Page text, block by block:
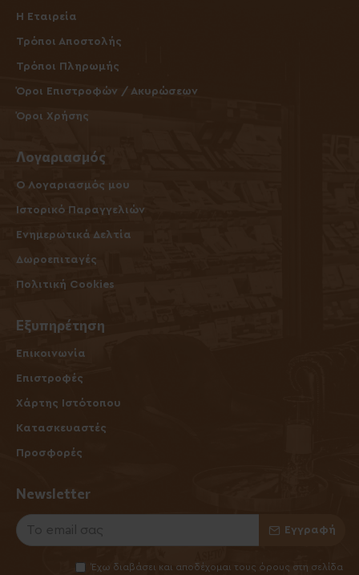
Η Εταιρεία
Τρόποι Αποστολής
Τρόποι Πληρωμής
Όροι Επιστροφών / Ακυρώσεων
Όροι Χρήσης
Λογαριασμός
O Λογαριασμός μου
Ιστορικό Παραγγελιών
Ενημερωτικά Δελτία
Δωροεπιταγές
Πολιτική Cookies
Εξυπηρέτηση
Επικοινωνία
Επιστροφές
Χάρτης Ιστότοπου
Κατασκευαστές
Προσφορές
Newsletter
Εγγραφή
Έχω διαβάσει και αποδέχομαι τους όρους στη σελίδα